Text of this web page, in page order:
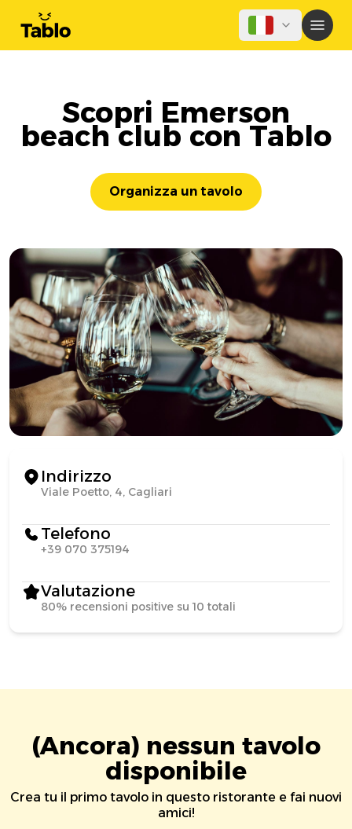
Scopri Emerson
beach club con Tablo
Organizza un tavolo
Indirizzo
Viale Poetto, 4, Cagliari
Telefono
+39 070 375194
Valutazione
80% recensioni positive su 10 totali
(Ancora) nessun tavolo
disponibile
Crea tu il primo tavolo in questo ristorante e fai nuovi
amici!